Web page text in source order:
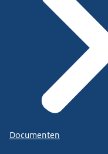
Documenten